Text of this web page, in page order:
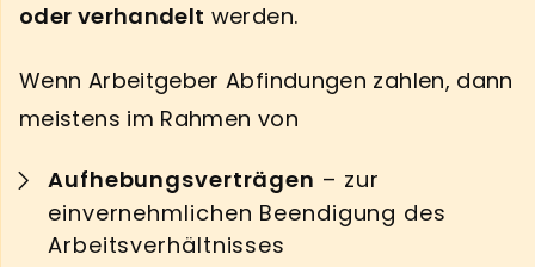
oder verhandelt werden.
Wenn Arbeitgeber Abfindungen zahlen, dann
meistens im Rahmen von
Aufhebungsverträgen – zur
einvernehmlichen Beendigung des
Arbeitsverhältnisses